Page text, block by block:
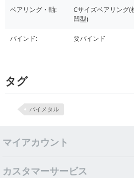
ベアリング・軸:
Cサイズベアリング(
凹型)
バインド: 要バインド
タグ
バイメタル
マイアカウント
カスタマーサービス